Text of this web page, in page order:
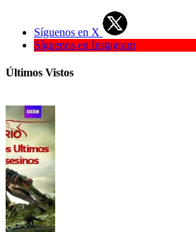
Síguenos en X
Síguenos en Instagram
Últimos Vistos